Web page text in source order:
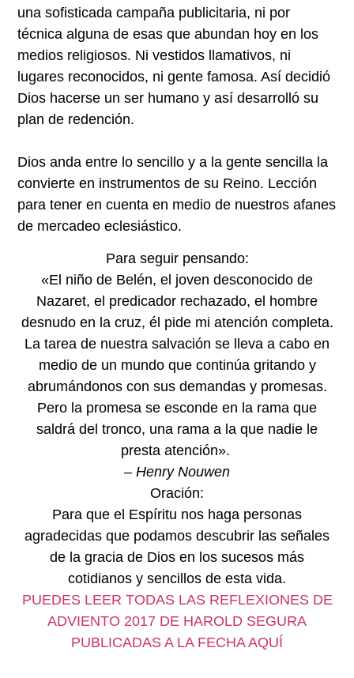
una sofisticada campaña publicitaria, ni por
técnica alguna de esas que abundan hoy en los
medios religiosos. Ni vestidos llamativos, ni
lugares reconocidos, ni gente famosa. Así decidió
Dios hacerse un ser humano y así desarrolló su
plan de redención.
Dios anda entre lo sencillo y a la gente sencilla la
convierte en instrumentos de su Reino. Lección
para tener en cuenta en medio de nuestros afanes
de mercadeo eclesiástico.
Para seguir pensando:
«El niño de Belén, el joven desconocido de
Nazaret, el predicador rechazado, el hombre
desnudo en la cruz, él pide mi atención completa.
La tarea de nuestra salvación se lleva a cabo en
medio de un mundo que continúa gritando y
abrumándonos con sus demandas y promesas.
Pero la promesa se esconde en la rama que
saldrá del tronco, una rama a la que nadie le
presta atención».
– Henry Nouwen
Oración:
Para que el Espíritu nos haga personas
agradecidas que podamos descubrir las señales
de la gracia de Dios en los sucesos más
cotidianos y sencillos de esta vida.
PUEDES LEER TODAS LAS REFLEXIONES DE
ADVIENTO 2017 DE HAROLD SEGURA
PUBLICADAS A LA FECHA AQUÍ